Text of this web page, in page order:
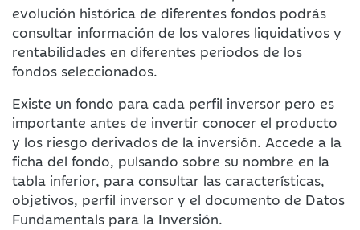
evolución histórica de diferentes fondos podrás
consultar información de los valores liquidativos y
rentabilidades en diferentes periodos de los
fondos seleccionados.
Existe un fondo para cada perfil inversor pero es
importante antes de invertir conocer el producto
y los riesgo derivados de la inversión. Accede a la
ficha del fondo, pulsando sobre su nombre en la
tabla inferior, para consultar las características,
objetivos, perfil inversor y el documento de Datos
Fundamentals para la Inversión.